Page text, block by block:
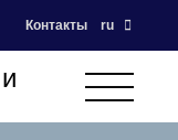
Контакты ru